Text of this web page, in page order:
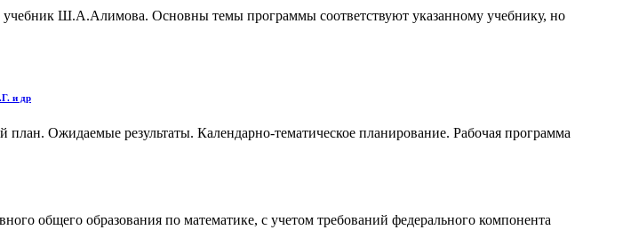
Ш.А.Алимова. Основны темы программы соответствуют указанному учебнику, но
и др
Ожидаемые результаты. Календарно-тематическое планирование. Рабочая программа
общего образования по математике, с учетом требований федерального компонента